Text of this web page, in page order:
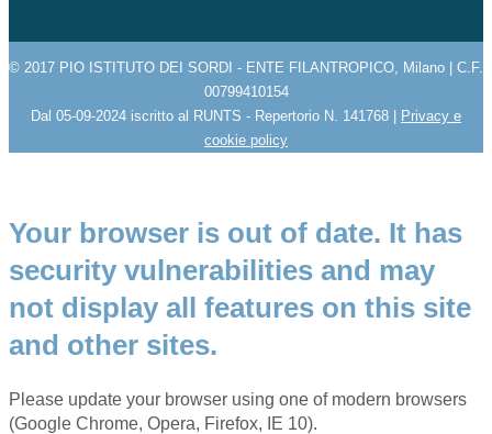
© 2017 PIO ISTITUTO DEI SORDI - ENTE FILANTROPICO, Milano | C.F.
00799410154
Dal 05-09-2024 iscritto al RUNTS - Repertorio N. 141768 | Privacy e
cookie policy
Your browser is out of date. It has
security vulnerabilities and may
not display all features on this site
and other sites.
Please update your browser using one of modern browsers
(Google Chrome, Opera, Firefox, IE 10).